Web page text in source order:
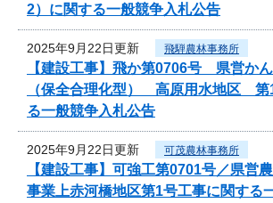
2）に関する一般競争入札公告
2025年9月22日更新 飛騨農林事務所
【建設工事】飛か第0706号 県営か
（保全合理化型） 高原用水地区 第
る一般競争入札公告
2025年9月22日更新 可茂農林事務所
【建設工事】可強工第0701号／県営
事業上赤河橋地区第1号工事に関する